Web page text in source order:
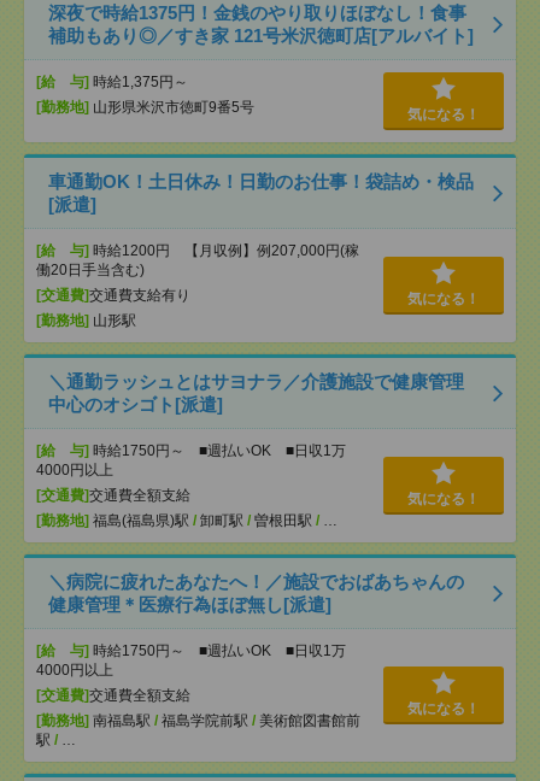
深夜で時給1375円！金銭のやり取りほぼなし！食事
補助もあり◎／すき家 121号米沢徳町店[アルバイト]
[給 与] 時給1,375円～
[勤務地] 山形県米沢市徳町9番5号 気になる！
車通勤OK！土日休み！日勤のお仕事！袋詰め・検品
[派遣]
[給 与] 時給1200円 【月収例】例207,000円(稼
働20日手当含む)
[交通費]交通費支給有り
[勤務地] 山形駅
気になる！
＼通勤ラッシュとはサヨナラ／介護施設で健康管理
中心のオシゴト[派遣]
[給 与] 時給1750円～ ■週払いOK ■日収1万
4000円以上
[交通費]交通費全額支給
[勤務地] 福島(福島県)駅 / 卸町駅 / 曽根田駅 /
気になる！
＼病院に疲れたあなたへ！／施設でおばあちゃんの
健康管理＊医療行為ほぼ無し[派遣]
[給 与] 時給1750円～ ■週払いOK ■日収1万
4000円以上
[交通費]交通費全額支給
[勤務地] 南福島駅 / 福島学院前駅 / 美術館図書館前
駅 /
気になる！